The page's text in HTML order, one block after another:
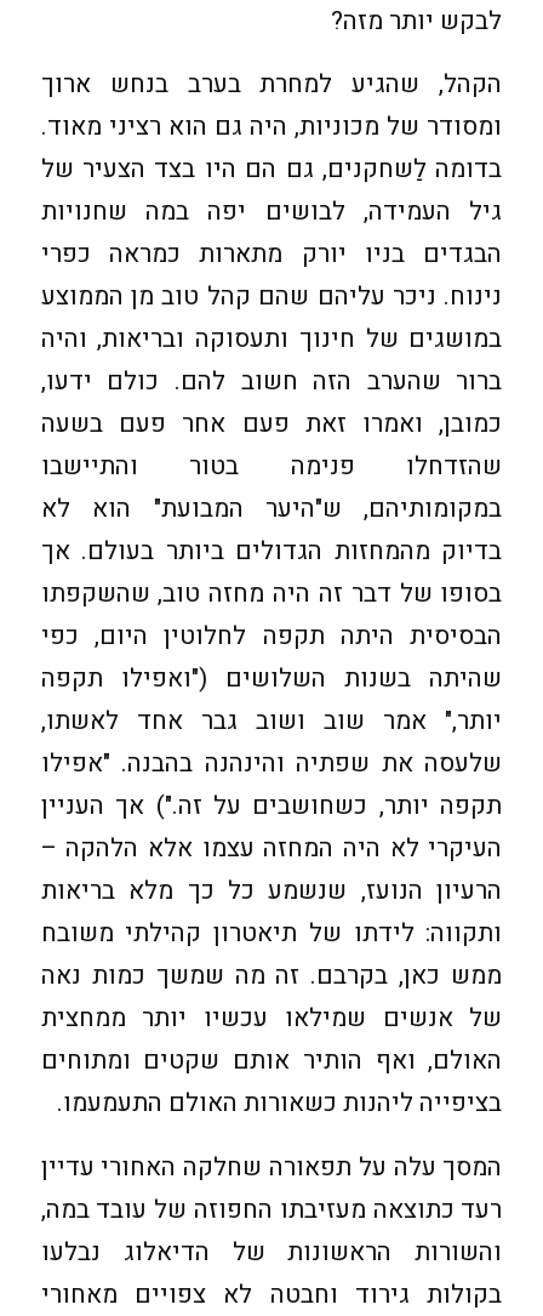
לבקש יותר מזה?
הקהל, שהגיע למחרת בערב בנחש ארוך
ומסודר של מכוניות, היה גם הוא רציני מאוד.
בדומה לַשחקנים, גם הם היו בצד הצעיר של
גיל העמידה, לבושים יפה במה שחנויות
הבגדים בניו יורק מתארות כמראה כפרי
נינוח. ניכר עליהם שהם קהל טוב מן הממוצע
במושגים של חינוך ותעסוקה ובריאות, והיה
ברור שהערב הזה חשוב להם. כולם ידעו,
כמובן, ואמרו זאת פעם אחר פעם בשעה
שהזדחלו פנימה בטור והתיישבו
במקומותיהם, ש"היער המבועת" הוא לא
בדיוק מהמחזות הגדולים ביותר בעולם. אך
בסופו של דבר זה היה מחזה טוב, שהשקפתו
הבסיסית היתה תקפה לחלוטין היום, כפי
שהיתה בשנות השלושים ("ואפילו תקפה
יותר," אמר שוב ושוב גבר אחד לאשתו,
שלעסה את שפתיה והינהנה בהבנה. "אפילו
תקפה יותר, כשחושבים על זה.") אך העניין
העיקרי לא היה המחזה עצמו אלא הלהקה –
הרעיון הנועז, שנשמע כל כך מלא בריאות
ותקווה: לידתו של תיאטרון קהילתי משובח
ממש כאן, בקרבם. זה מה שמשך כמות נאה
של אנשים שמילאו עכשיו יותר ממחצית
האולם, ואף הותיר אותם שקטים ומתוחים
בציפייה ליהנות כשאורות האולם התעמעמו.
המסך עלה על תפאורה שחלקה האחורי עדיין
רעד כתוצאה מעזיבתו החפוזה של עובד במה,
והשורות הראשונות של הדיאלוג נבלעו
בקולות גירוד וחבטה לא צפויים מאחורי